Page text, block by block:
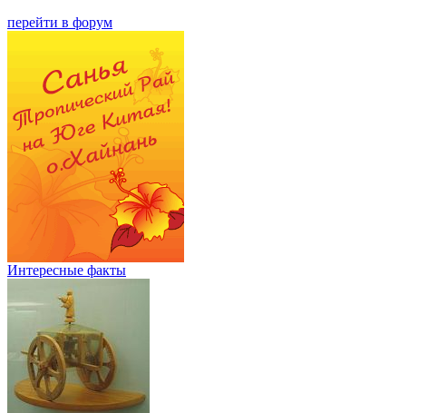
перейти в форум
Интересные факты